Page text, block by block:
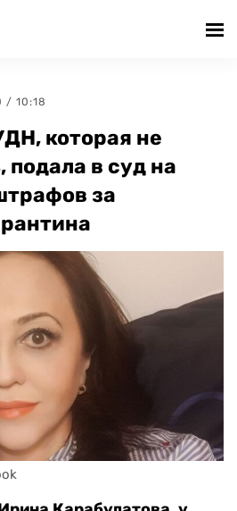
/ 10:18
которая не
в суд на
за